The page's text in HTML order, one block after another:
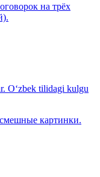
на трёх
O‘zbek tilidagi kulgu
картинки.